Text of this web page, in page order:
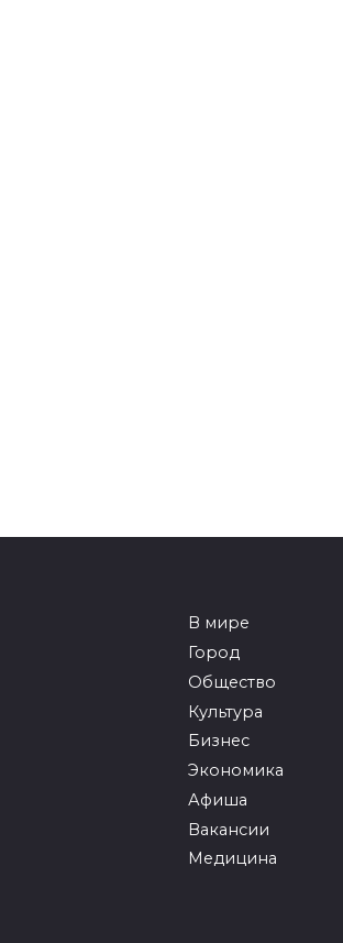
В мире
Город
Общество
Культура
Бизнес
Экономика
Афиша
Вакансии
Медицина